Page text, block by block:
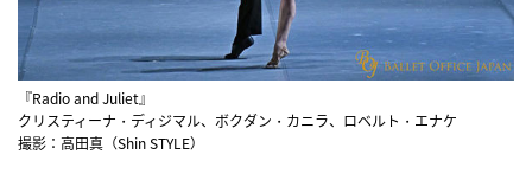
『Radio and Juliet』
クリスティーナ・ディジマル、ボクダン・カニラ、ロベルト・エナケ
撮影：高田真（Shin STYLE）